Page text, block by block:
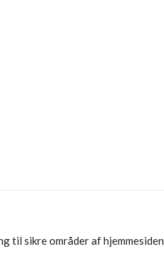
til sikre områder af hjemmesiden.